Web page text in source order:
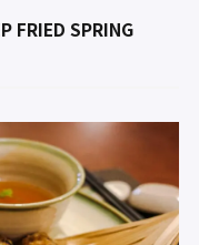
FRIED SPRING